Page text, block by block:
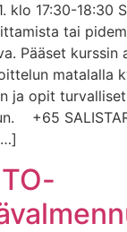
klo 17:30-18:30
tai
Pääset kurssin
matalalla
ja opit
+65